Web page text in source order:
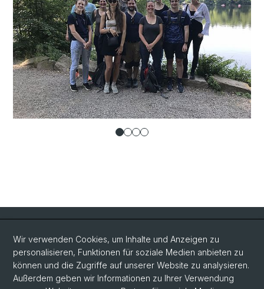
Quick Links
Kontakt
Wir verwenden Cookies, um Inhalte und Anzeigen zu
personalisieren, Funktionen für soziale Medien anbieten zu
können und die Zugriffe auf unserer Website zu analysieren.
Außerdem geben wir Informationen zu Ihrer Verwendung